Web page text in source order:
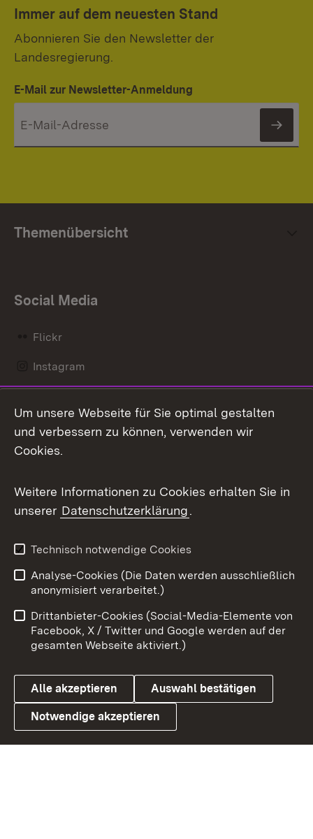
Immer auf dem neuesten Stand
Abonnieren Sie den Newsletter der
Landesregierung.
E-Mail zur Newsletter-Anmeldung
Themenübersicht
Social Media
Flickr
Instagram
Mastodon
Messenger
Social Wall
X / Twitter
Youtube
Link zum Landesportal
Benutzungshinweise
Barrierefreiheit
Datenschutz
Cookies
Um unsere Webseite für Sie optimal gestalten
und verbessern zu können, verwenden wir
Cookies.
Weitere Informationen zu Cookies erhalten Sie in
unserer Datenschutzerklärung.
Technisch notwendige Cookies
Analyse-Cookies (Die Daten werden ausschließlich
anonymisiert verarbeitet.)
Drittanbieter-Cookies (Social-Media-Elemente von
Facebook, X / Twitter und Google werden auf der
gesamten Webseite aktiviert.)
Alle akzeptieren Auswahl bestätigen
Notwendige akzeptieren